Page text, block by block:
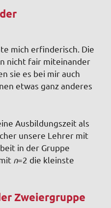
mich erfinderisch. Die
nicht fair miteinander
sie es bei mir auch
etwas ganz anderes
Ausbildungszeit als
unsere Lehrer mit
in der Gruppe
n=2 die kleinste
Zweiergruppe